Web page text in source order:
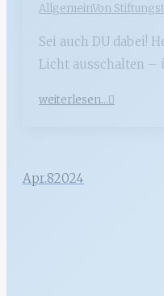
AllgemeinVon
Sei auch DU dabei!
Licht ausschalten –
weiterlesen...
Apr.82024